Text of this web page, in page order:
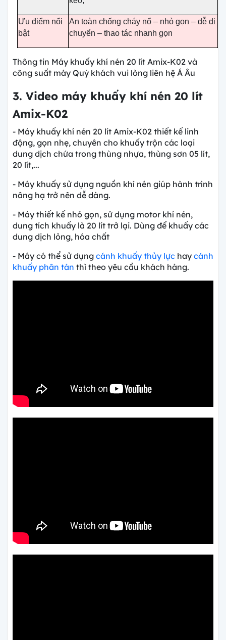
Ưu điểm nổi
bật
An toàn chống cháy nổ – nhỏ gọn – dễ di
chuyển – thao tác nhanh gọn
Thông tin Máy khuấy khí nén 20 lít Amix-K02 và
công suất máy Quý khách vui lòng liên hệ Á Âu
3. Video máy khuấy khí nén 20 lít
Amix-K02
- Máy khuấy khí nén 20 lít Amix-K02 thiết kế linh
động, gọn nhẹ, chuyên cho khuấy trộn các loại
dung dịch chứa trong thùng nhựa, thùng sơn 05 lít,
20 lít,...
- Máy khuấy sử dụng nguồn khí nén giúp hành trình
nâng hạ trở nên dễ dàng.
- Máy thiết kế nhỏ gọn, sử dụng motor khí nén,
dung tích khuấy là 20 lít trở lại. Dùng để khuấy các
dung dịch lỏng, hóa chất
- Máy có thể sử dụng cánh khuấy thủy lực hay cánh
khuấy phân tán thì theo yêu cầu khách hàng.